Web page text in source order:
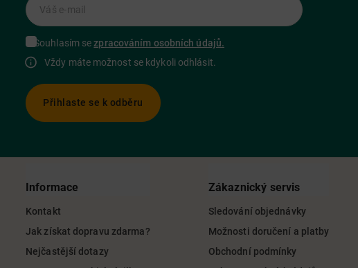
Váš e-mail
Souhlasím sezpracováním osobních údajů.
Vždy máte možnost se kdykoli odhlásit.
Přihlaste se k odběru
Informace
Kontakt
Jak získat dopravu zdarma?
Nejčastější dotazy
Zákaznický servis
Sledování objednávky
Možnosti doručení a platby
Obchodní podmínky